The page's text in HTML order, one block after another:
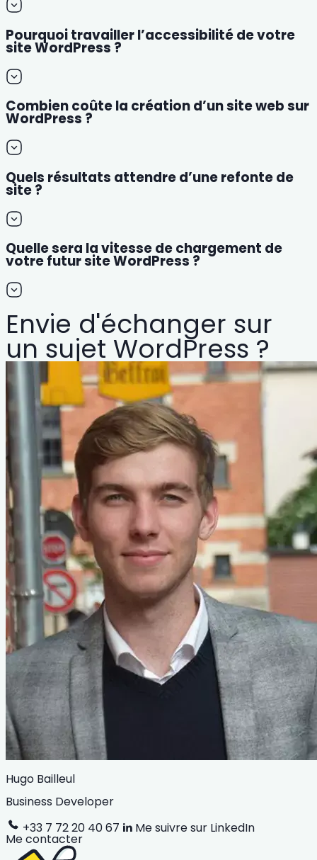
Pourquoi travailler l’accessibilité de votre
site WordPress ?
Combien coûte la création d’un site web sur
WordPress ?
Quels résultats attendre d’une refonte de
site ?
Quelle sera la vitesse de chargement de
votre futur site WordPress ?
Envie d'échanger sur
un sujet WordPress ?
Hugo Bailleul
Business Developer
+33 7 72 20 40 67
Me suivre sur LinkedIn
Me contacter